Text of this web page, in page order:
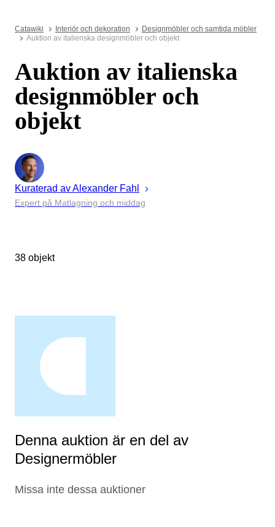
Catawiki Interiör och dekoration
Designmöbler och samtida möbler
Auktion av italienska designmöbler och objekt
Auktion av italienska
designmöbler och
objekt
Kuraterad avAlexander Fahl
Expert på Matlagning och middag
38 objekt
Denna auktion är en del av
Designermöbler
Missa inte dessa auktioner